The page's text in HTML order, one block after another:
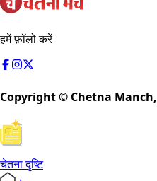
हमें फ़ॉलो करें
Copyright © Chetna Manch,
चेतना दृष्टि